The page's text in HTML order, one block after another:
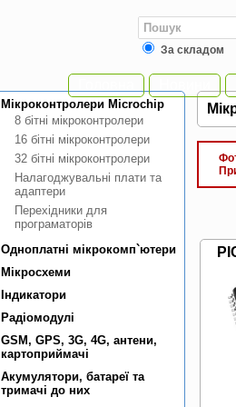
За складом
Мiкроконтролери Microchip
8 бiтнi мiкроконтролери
16 бiтнi мiкроконтролери
32 бiтнi мiкроконтролери
Налагоджувальнi плати та
адаптери
Перехiдники для
програматорiв
Одноплатнi мiкрокомп`ютери
Мiкросхеми
Індикатори
Радiомодулi
GSM, GPS, 3G, 4G, антени,
картоприймачi
Акумулятори, батареї та
тримачi до них
При